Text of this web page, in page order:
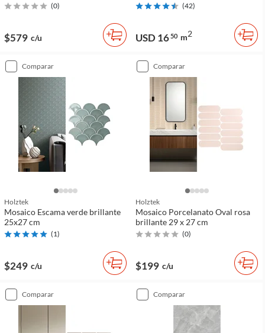
(0)
$579 c/u
(42)
USD 1650 m2
comparar
Holztek
Mosaico Escama verde brillante
25x27 cm
(1)
$249 c/u
comparar
Holztek
Mosaico Porcelanato Oval rosa
brillante 29 x 27 cm
(0)
$199 c/u
comparar comparar